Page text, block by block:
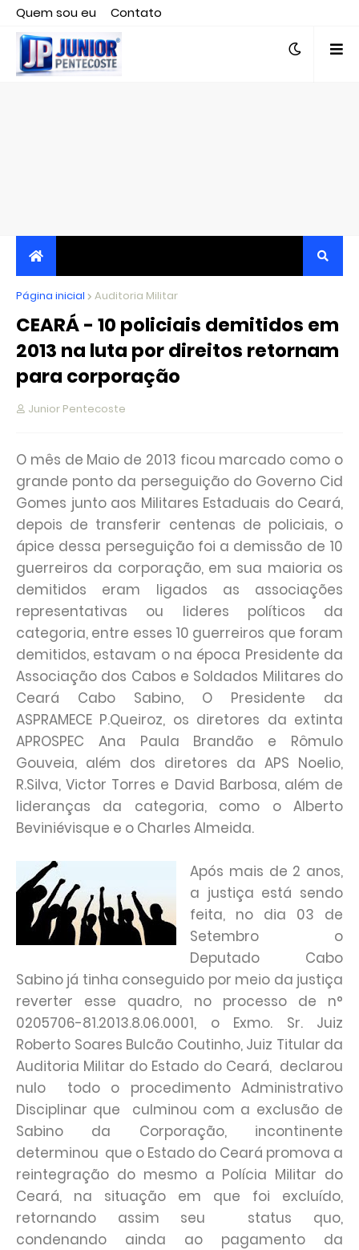
Quem sou eu
Contato
Editor responsável, jornalista Clovis Almeida.
JORNALISMO INDEPENDENTE, TRANSPARENTE E
CRÍTICO
Página inicial Auditoria Militar
CEARÁ - 10 policiais demitidos em
2013 na luta por direitos retornam
para corporação
Junior Pentecoste
O mês de Maio de 2013 ficou marcado como o
grande ponto da perseguição do Governo Cid
Gomes junto aos Militares Estaduais do Ceará,
depois de transferir centenas de policiais, o
ápice dessa perseguição foi a demissão de 10
guerreiros da corporação, em sua maioria os
demitidos eram ligados as associações
representativas ou lideres políticos da
categoria, entre esses 10 guerreiros que foram
demitidos, estavam o na época Presidente da
Associação dos Cabos e Soldados Militares do
Ceará Cabo Sabino, O Presidente da
ASPRAMECE P.Queiroz, os diretores da extinta
APROSPEC Ana Paula Brandão e Rômulo
Gouveia, além dos diretores da APS Noelio,
R.Silva, Victor Torres e David Barbosa, além de
lideranças da categoria, como o Alberto
Beviniévisque e o Charles Almeida.
Após mais de 2 anos,
a justiça está sendo
feita, no dia 03 de
Setembro o
Deputado Cabo
Sabino já tinha conseguido por meio da justiça
reverter esse quadro, no processo de n°
0205706-81.2013.8.06.0001, o Exmo. Sr. Juiz
Roberto Soares Bulcão Coutinho, Juiz Titular da
Auditoria Militar do Estado do Ceará, declarou
nulo todo o procedimento Administrativo
Disciplinar que culminou com a exclusão de
Sabino da Corporação, incontinente
determinou que o Estado do Ceará promova a
reintegração do mesmo a Polícia Militar do
Ceará, na situação em que foi excluído,
retornando assim seu status quo,
condenando ainda ao pagamento da